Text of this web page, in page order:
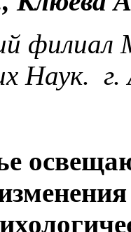
Наук.